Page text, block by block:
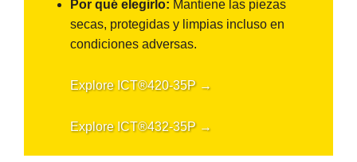
Por qué elegirlo: Mantiene las piezas
secas, protegidas y limpias incluso en
condiciones adversas.
Explore ICT®420-35P →
Explore ICT®432-35P →